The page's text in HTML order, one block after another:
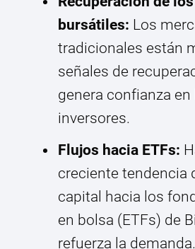
bursátiles: Los
tradicionales están
señales de
genera confianza en
inversores.
Flujos hacia ETFs:
creciente tendencia
capital hacia los
en bolsa (ETFs) de
refuerza la demanda.